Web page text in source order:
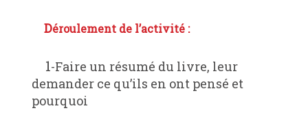
Déroulement de l’activité :
1-Faire un résumé du livre, leur
demander ce qu’ils en ont pensé et
pourquoi